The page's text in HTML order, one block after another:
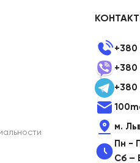
+380
+380
+380
м.
Пн -
Сб –